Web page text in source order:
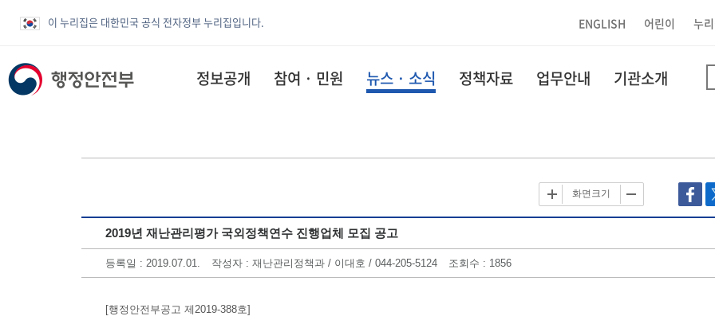
이 누리집은 대한민국 공식 전자정부 누리집입니다. ENGLISH 어린이 누
정보공개 참여 · 민원 뉴스 · 소식 정책자료 업무안내 기관소개
화면크기
2019년 재난관리평가 국외정책연수 진행업체 모집 공고
등록일 : 2019.07.01. 작성자 : 재난관리정책과 / 이대호 / 044-205-5124 조회수 : 1856
[행정안전부공고 제2019-388호]